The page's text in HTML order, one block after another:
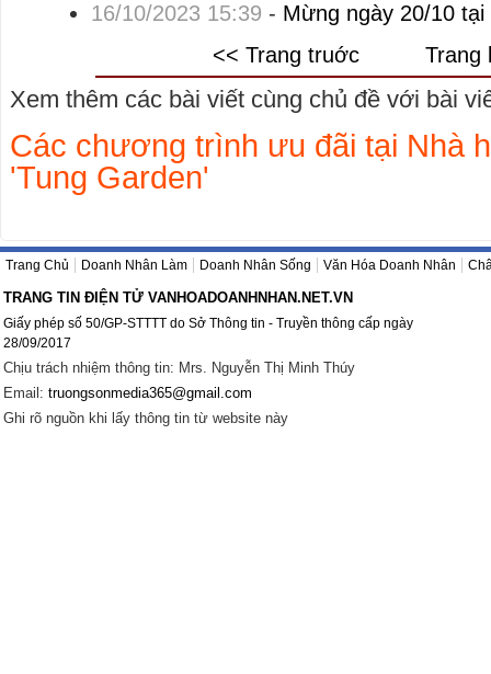
16/10/2023 15:39 - Mừng ngày 20/10 tại
<< Trang truớc
Trang
Xem thêm các bài viết cùng chủ đề với bài
Các chương trình ưu đãi tại Nhà
'Tung Garden'
Trang Chủ Doanh Nhân Làm Doanh Nhân Sống Văn Hóa Doanh Nhân
TRANG TIN ĐIỆN TỬ VANHOADOANHNHAN.NET.VN
Giấy phép số 50/GP-STTTT do Sở Thông tin - Truyền thông cấp ngày
28/09/2017
Chịu trách nhiệm thông tin: Mrs. Nguyễn Thị Minh Thúy
Email: truongsonmedia365@gmail.com
Ghi rõ nguồn khi lấy thông tin từ website này